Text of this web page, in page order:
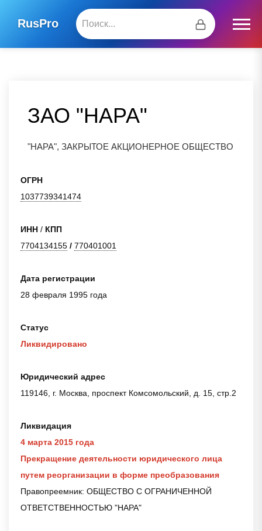
RusPro
ЗАО "НАРА"
"НАРА", ЗАКРЫТОЕ АКЦИОНЕРНОЕ ОБЩЕСТВО
ОГРН
1037739341474
ИНН / КПП
7704134155 / 770401001
Дата регистрации
28 февраля 1995 года
Статус
Ликвидировано
Юридический адрес
119146, г. Москва, проспект Комсомольский, д. 15, стр.2
Ликвидация
4 марта 2015 года
Прекращение деятельности юридического лица
путем реорганизации в форме преобразования
Правопреемник: ОБЩЕСТВО С ОГРАНИЧЕННОЙ
ОТВЕТСТВЕННОСТЬЮ "НАРА"